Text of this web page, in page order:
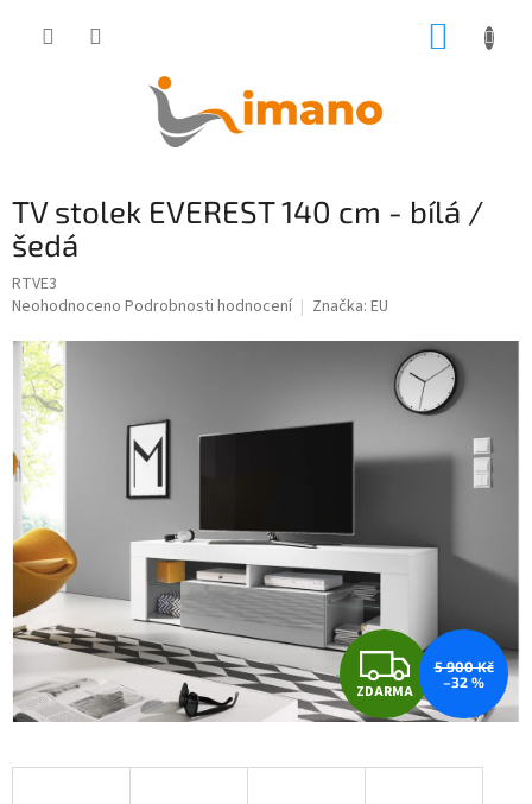
TV stolek EVEREST 140 cm - bílá /
šedá
RTVE3
Průměrné
produktu
je
0,0
hvězdiček.
Neohodnoceno Podrobnosti hodnocení Značka: EU
Z
D
A
ZDARMA
5 900 Kč
–32 %